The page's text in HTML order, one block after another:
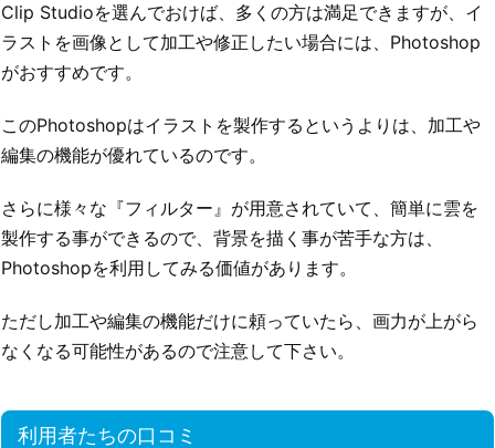
Clip Studioを選んでおけば、多くの方は満足できますが、イ
ラストを画像として加工や修正したい場合には、Photoshop
がおすすめです。
このPhotoshopはイラストを製作するというよりは、加工や
編集の機能が優れているのです。
さらに様々な『フィルター』が用意されていて、簡単に雲を
製作する事ができるので、背景を描く事が苦手な方は、
Photoshopを利用してみる価値があります。
ただし加工や編集の機能だけに頼っていたら、画力が上がら
なくなる可能性があるので注意して下さい。
利用者たちの口コミ